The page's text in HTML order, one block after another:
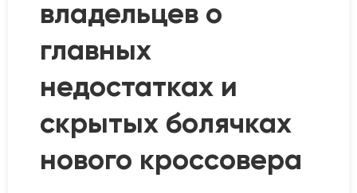
владельцев о
главных
недостатках и
скрытых болячках
нового кроссовера